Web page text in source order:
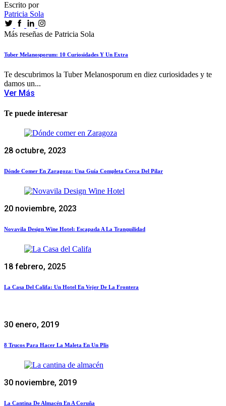
Escrito por
Patricia Sola
Más reseñas de Patricia Sola
Tuber Melanosporum: 10 Curiosidades Y Un Extra
Te descubrimos la Tuber Melanosporum en diez curiosidades y te
damos un...
Ver Más
Te puede interesar
28 octubre, 2023
Dónde Comer En Zaragoza: Una Guía Completa Cerca Del Pilar
20 noviembre, 2023
Novavila Design Wine Hotel: Escapada A La Tranquilidad
18 febrero, 2025
La Casa Del Califa: Un Hotel En Vejer De La Frontera
30 enero, 2019
8 Trucos Para Hacer La Maleta En Un Plis
30 noviembre, 2019
La Cantina De Almacén En A Coruña